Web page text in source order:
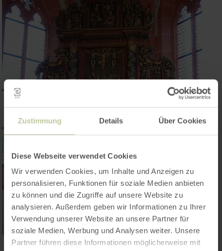
Zustimmung Details Über Cookies
Diese Webseite verwendet Cookies
Wir verwenden Cookies, um Inhalte und Anzeigen zu
personalisieren, Funktionen für soziale Medien anbieten
zu können und die Zugriffe auf unsere Website zu
analysieren. Außerdem geben wir Informationen zu Ihrer
Verwendung unserer Website an unsere Partner für
soziale Medien, Werbung und Analysen weiter. Unsere
Partner führen diese Informationen möglicherweise mit